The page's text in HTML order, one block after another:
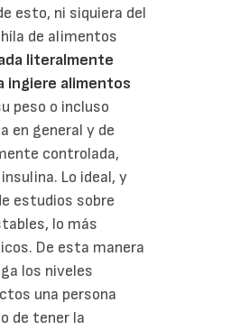
esto, ni siquiera del
de alimentos
literalmente
ingiere alimentos
peso o incluso
en general y de
controlada,
Lo ideal, y
estudios sobre
lo más
De esta manera
los niveles
una persona
de tener la